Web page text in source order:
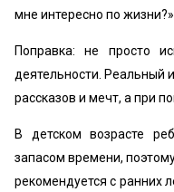
мне интересно по жизни?»
Поправка: не просто
деятельности. Реальный
рассказов и мечт, а при
В детском возрасте
запасом времени,
рекомендуется с ранних